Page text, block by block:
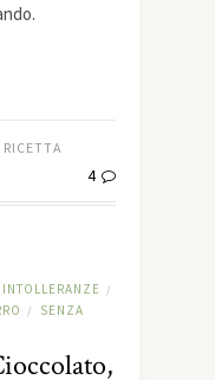
4
/
/
SENZA